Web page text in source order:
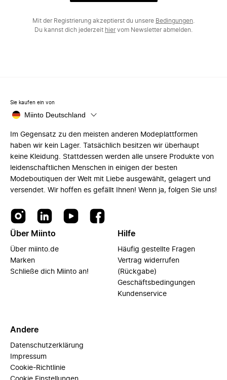
Mit der Registrierung akzeptierst du unsere Bedingungen
Du kannst dich jederzeit hiervom Newsletter abmelden.
Sie kaufen ein von
Miinto Deutschland
Im Gegensatz zu den meisten anderen Modeplattformen
haben wir kein Lager. Tatsächlich besitzen wir überhaupt
keine Kleidung. Stattdessen werden alle unsere Produkte von
leidenschaftlichen Menschen in einigen der besten
Modeboutiquen der Welt mit Liebe ausgewählt, gelagert und
versendet. Wir hoffen es gefällt Ihnen! Wenn ja, folgen Sie uns!
Über Miinto
Über miinto.de
Marken
Schließe dich Miinto an!
Hilfe
Häufig gestellte Fragen
Vertrag widerrufen
(Rückgabe)
Geschäftsbedingungen
Kundenservice
Andere
Datenschutzerklärung
Impressum
Cookie-Richtlinie